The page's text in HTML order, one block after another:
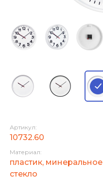
Артикул:
10732.60
Материал:
пластик, минеральное
стекло